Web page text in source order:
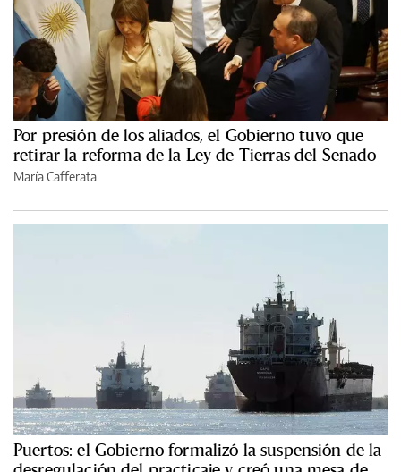
Por presión de los aliados, el Gobierno tuvo que
retirar la reforma de la Ley de Tierras del Senado
María Cafferata
Puertos: el Gobierno formalizó la suspensión de la